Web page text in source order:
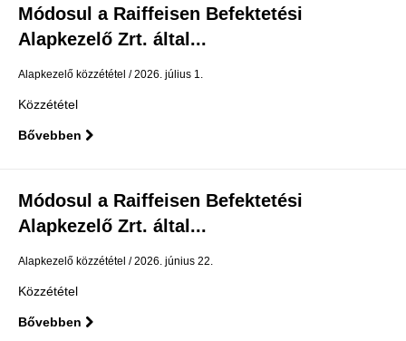
Módosul a Raiffeisen Befektetési
Alapkezelő Zrt. által...
Alapkezelő közzététel 2026. július 1.
Közzététel
Bővebben
Módosul a Raiffeisen Befektetési
Alapkezelő Zrt. által...
Alapkezelő közzététel 2026. június 22.
Közzététel
Bővebben